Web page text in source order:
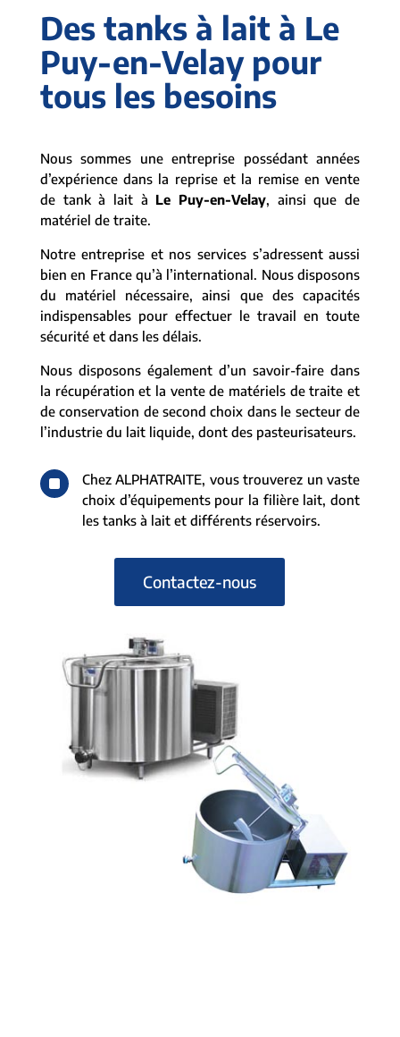
Des tanks à lait à Le
Puy-en-Velay pour
tous les besoins
Nous sommes une entreprise possédant années
d’expérience dans la reprise et la remise en vente
de tank à lait à Le Puy-en-Velay, ainsi que de
matériel de traite.
Notre entreprise et nos services s’adressent aussi
bien en France qu’à l’international. Nous disposons
du matériel nécessaire, ainsi que des capacités
indispensables pour effectuer le travail en toute
sécurité et dans les délais.
Nous disposons également d’un savoir-faire dans
la récupération et la vente de matériels de traite et
de conservation de second choix dans le secteur de
l’industrie du lait liquide, dont des pasteurisateurs.
^
Chez ALPHATRAITE, vous trouverez un vaste
choix d’équipements pour la filière lait, dont
les tanks à lait et différents réservoirs.
Contactez-nous